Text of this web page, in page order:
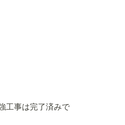
工事は完了済みで